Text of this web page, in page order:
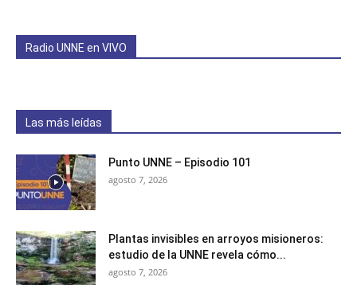
Radio UNNE en VIVO
Las más leídas
Punto UNNE – Episodio 101
agosto 7, 2026
Plantas invisibles en arroyos misioneros:
estudio de la UNNE revela cómo...
agosto 7, 2026